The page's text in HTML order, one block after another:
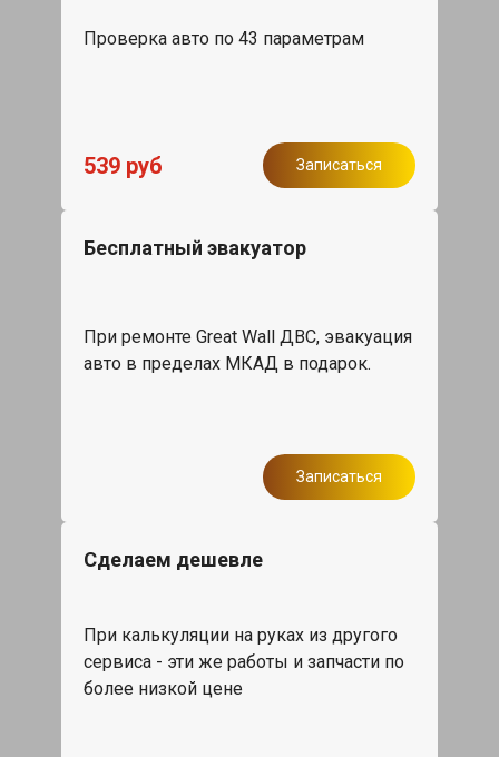
Проверка авто по 43 параметрам
539 руб Записаться
Бесплатный эвакуатор
При ремонте Great Wall ДВС, эвакуация
авто в пределах МКАД в подарок.
Записаться
Сделаем дешевле
При калькуляции на руках из другого
сервиса - эти же работы и запчасти по
более низкой цене